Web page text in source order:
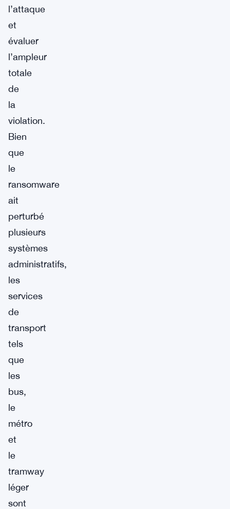
l’attaque
et
évaluer
l’ampleur
totale
de
la
violation.
Bien
que
le
ransomware
ait
perturbé
plusieurs
systèmes
administratifs,
les
services
de
transport
tels
que
les
bus,
le
métro
et
le
tramway
léger
sont